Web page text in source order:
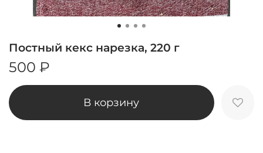
Постный кекс нарезка, 220 г
500 ₽
В корзину